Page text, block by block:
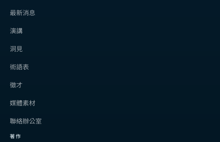
最新消息
演講
洞見
術語表
徵才
媒體素材
聯絡辦公室
著作